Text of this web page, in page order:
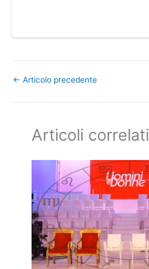
← Articolo precedente
Articoli correlati